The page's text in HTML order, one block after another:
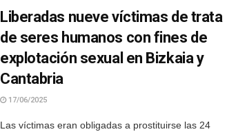
Liberadas nueve víctimas de trata
de seres humanos con fines de
explotación sexual en Bizkaia y
Cantabria
17/06/2025
Las víctimas eran obligadas a prostituirse las 24